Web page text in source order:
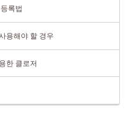
록법
용해야 할 경우
한 클로저